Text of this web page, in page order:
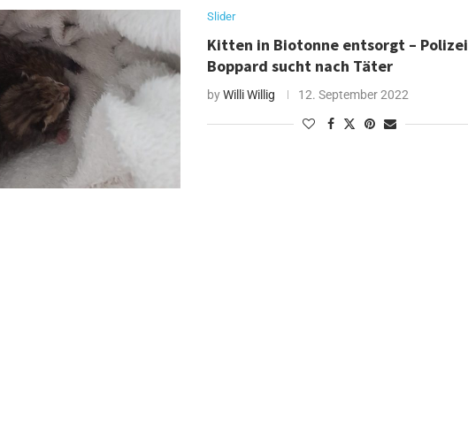
Slider
Kitten in Biotonne entsorgt – Polizei
Boppard sucht nach Täter
byWilli Willig 12. September 2022